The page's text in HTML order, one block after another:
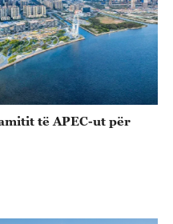
të APEC-ut për